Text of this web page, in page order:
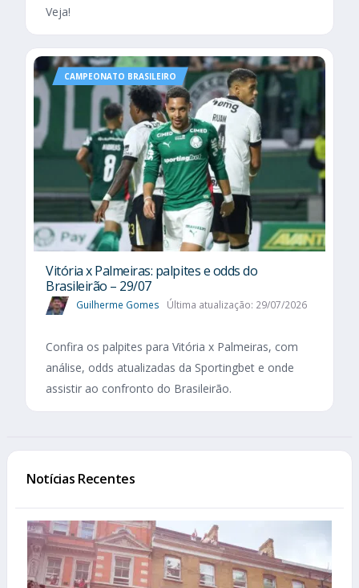
Veja!
CAMPEONATO BRASILEIRO
Vitória x Palmeiras: palpites e odds do
Brasileirão – 29/07
Guilherme Gomes Última atualização: 29/07/2026
Confira os palpites para Vitória x Palmeiras, com
análise, odds atualizadas da Sportingbet e onde
assistir ao confronto do Brasileirão.
Notícias Recentes